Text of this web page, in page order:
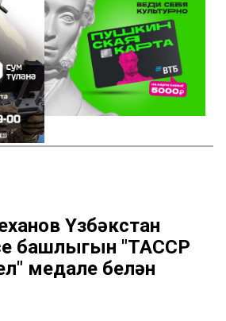
Үзбәкстан
башлыгын "ТАССР
медале белән